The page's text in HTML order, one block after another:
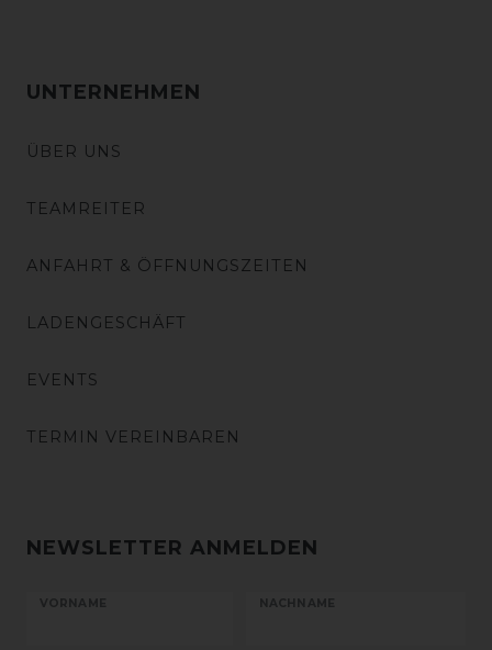
UNTERNEHMEN
ÜBER UNS
TEAMREITER
ANFAHRT & ÖFFNUNGSZEITEN
LADENGESCHÄFT
EVENTS
TERMIN VEREINBAREN
NEWSLETTER ANMELDEN
VORNAME NACHNAME